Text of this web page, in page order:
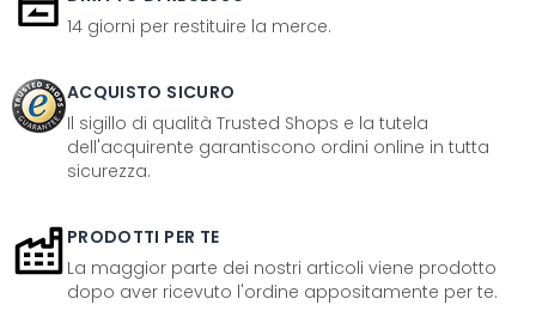
14 giorni per restituire la merce.
ACQUISTO SICURO
Il sigillo di qualità Trusted Shops e la tutela
dell'acquirente garantiscono ordini online in tutta
sicurezza.
PRODOTTI PER TE
La maggior parte dei nostri articoli viene prodotto
dopo aver ricevuto l'ordine appositamente per te.